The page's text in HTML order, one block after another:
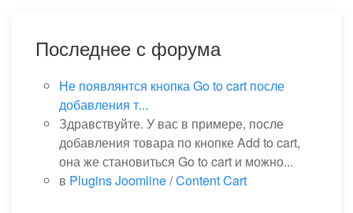
Последнее с форума
Не появлянтся кнопка Go to cart после
добавления т...
Здравствуйте. У вас в примере, после
добавления товара по кнопке Add to cart,
она же становиться Go to cart и можно...
в Plugins Joomline/Content Cart